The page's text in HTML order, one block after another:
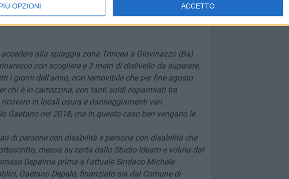
OPZIONI ACCETTO
quella zona del litorale, davvero a tutti, la
alla spiaggia zona Trincea a Giovinazzo (Ba)
con scogliere e 3 metri di dislivello da superare,
i giorni dell'anno, non removibile che per fine agosto
chi è in carrozzina, con tanti soldi risparmiati tra
in locali usura e danneggiamenti vari.
Gaetano nel 2018, ma in questo caso ben vengano le
di persone con disabilità e persone con disabilità che
messa su carta dallo Studio Ideam e voluta dal
Depalma prima e l'attuale Sindaco Michele
Gaetano Depalo, finanziato sia dal Comune di